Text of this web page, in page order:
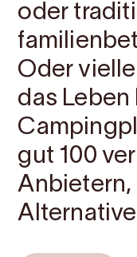
oder
Oder
das Leben
gut 100
Anbietern,